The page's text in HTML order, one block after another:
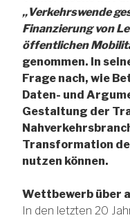
„Verkehrswende
Finanzierung von
öffentlichen
genommen. In
Frage nach, wie
Daten- und
Gestaltung der
Transformation
nutzen können.
Wettbewerb über
In den letzten 20